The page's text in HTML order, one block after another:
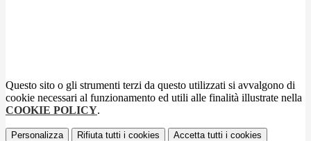
Questo sito o gli strumenti terzi da questo utilizzati si avvalgono di
cookie necessari al funzionamento ed utili alle finalità illustrate nella
COOKIE POLICY.
Personalizza Rifiuta tutti i cookies Accetta tutti i cookies